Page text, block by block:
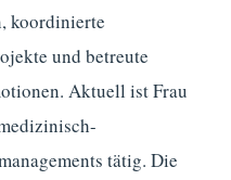
koordinierte
und betreute
Aktuell ist Frau
tätig. Die